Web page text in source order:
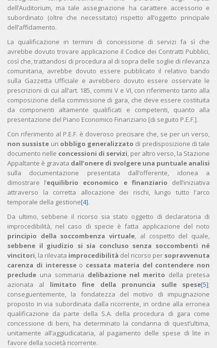
dell’Auditorium, ma tale assegnazione ha carattere accessorio e
subordinato (oltre che necessitato) rispetto all’oggetto principale
dell’affidamento.
La qualificazione in termini di concessione di servizi fa sì che
avrebbe dovuto trovare applicazione il Codice dei Contratti Pubblici,
così che, trattandosi di procedura al di sopra delle soglie di rilevanza
comunitaria, avrebbe dovuto essere pubblicato il relativo bando
sulla Gazzetta Ufficiale e avrebbero dovuto essere osservate le
prescrizioni di cui all’art. 185, commi V e VI, con riferimento tanto alla
composizione della commissione di gara, che deve essere costituita
da componenti altamente qualificati e competenti, quanto alla
presentazione del Piano Economico Finanziario [di seguito P.E.F.].
Con riferimento al P.E.F. è doveroso precisare che, se per un verso,
non sussiste un obbligo generalizzato di predisposizione di tale
documento nelle concessioni di servizi, per altro verso, la Stazione
Appaltante è gravata dall’onere di svolgere una puntuale analisi
sulla documentazione presentata dall’offerente, idonea a
dimostrare l’equilibrio economico e finanziario dell’iniziativa
attraverso la corretta allocazione dei rischi, lungo tutto l'arco
temporale della gestione[4].
Da ultimo, sebbene il ricorso sia stato oggetto di declaratoria di
improcedibilità, nel caso di specie è fatta applicazione del noto
principio della soccombenza virtuale, al cospetto del quale,
sebbene il giudizio si sia concluso senza soccombenti né
vincitori, la rilevata improcedibilità del ricorso per sopravvenuta
carenza di interesseo cessata materia del contendere non
preclude una sommaria delibazione nel merito della pretesa
azionata al limitato fine della pronuncia sulle spese[5];
conseguentemente, la fondatezza del motivo di impugnazione
proposto in via subordinata dalla ricorrente, in ordine alla erronea
qualificazione da parte della S.A. della procedura di gara come
concessione di beni, ha determinato la condanna di quest’ultima,
unitamente all’aggiudicataria, al pagamento delle spese di lite in
favore della società ricorrente.